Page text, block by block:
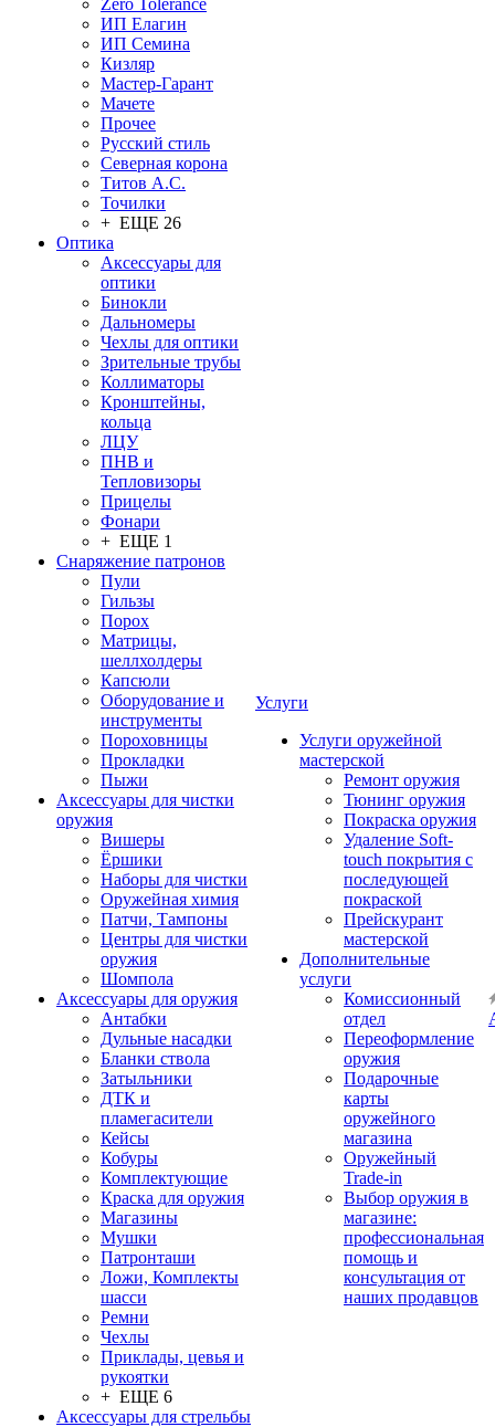
Zero Tolerance
ИП Елагин
ИП Семина
Кизляр
Мастер-Гарант
Мачете
Прочее
Русский стиль
Северная корона
Титов А.С.
Точилки
+ ЕЩЕ 26
Оптика
Аксессуары для
оптики
Бинокли
Дальномеры
Чехлы для оптики
Зрительные трубы
Коллиматоры
Кронштейны,
кольца
ЛЦУ
ПНВ и
Тепловизоры
Прицелы
Фонари
+ ЕЩЕ 1
Снаряжение патронов
Пули
Гильзы
Порох
Матрицы,
шеллхолдеры
Капсюли
Оборудование и
инструменты
Пороховницы
Прокладки
Пыжи
Аксессуары для чистки
оружия
Вишеры
Ёршики
Наборы для чистки
Оружейная химия
Патчи, Тампоны
Центры для чистки
оружия
Шомпола
Аксессуары для оружия
Антабки
Дульные насадки
Бланки ствола
Затыльники
ДТК и
пламегасители
Кейсы
Кобуры
Комплектующие
Краска для оружия
Магазины
Мушки
Патронташи
Ложи, Комплекты
шасси
Ремни
Чехлы
Приклады, цевья и
рукоятки
+ ЕЩЕ 6
Аксессуары для стрельбы
Услуги
Услуги оружейной
мастерской
Ремонт оружия
Тюнинг оружия
Покраска оружия
Удаление Soft-
touch покрытия с
последующей
покраской
Прейскурант
мастерской
Дополнительные
услуги
Комиссионный
отдел
Переоформление
оружия
Подарочные
карты
оружейного
магазина
Оружейный
Trade-in
Выбор оружия в
магазине:
профессиональная
помощь и
консультация от
наших продавцов